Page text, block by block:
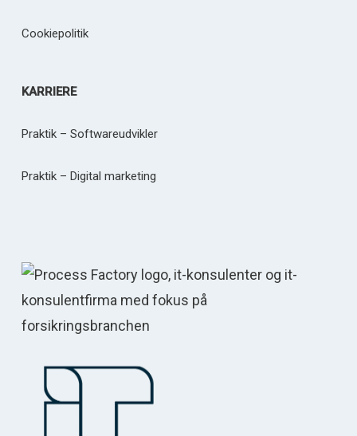
Cookiepolitik
KARRIERE
Praktik – Softwareudvikler
Praktik – Digital marketing